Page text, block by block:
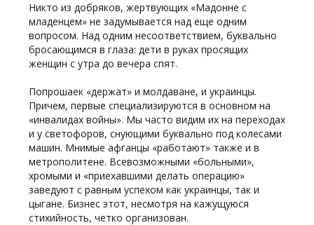
Никто из добряков, жертвующих «Мадонне с
младенцем» не задумывается над еще одним
вопросом. Над одним несоответствием, буквально
бросающимся в глаза: дети в руках просящих
женщин с утра до вечера спят.
Попрошаек «держат» и молдаване, и украинцы.
Причем, первые специализируются в основном на
«инвалидах войны». Мы часто видим их на переходах
и у светофоров, снующими буквально под колесами
машин. Мнимые афганцы «работают» также и в
метрополитене. Всевозможными «больными»,
хромыми и «приехавшими делать операцию»
заведуют с равным успехом как украинцы, так и
цыгане. Бизнес этот, несмотря на кажущуюся
стихийность, четко организован.